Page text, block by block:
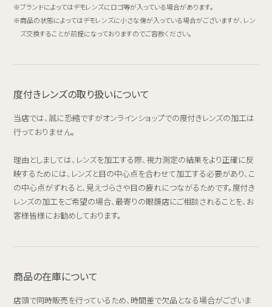
ブランドによってはデモレンズにロゴ等が入っている場合があります。
商品の状態によってはデモレンズに小さな傷が入っている場合がございますが、レン
ズ交換することが前提になっておりますのでご容赦ください。
度付きレンズの取り扱いについて
当店では、誠に恐縮ですがオンラインショップでの度付きレンズの加工は
行っておりません。
理由としましては、レンズを加工する際、視力測定の結果をより正確に反
映するためには、レンズと目の中心点を合わせて加工する必要があり、こ
の中心点がずれると、見えづらさや目の疲れにつながるためです。度付き
レンズの加工をご希望の場合、最寄りの眼鏡店にご相談されることを、お
客様皆様にお勧めしております。
商品の在庫について
店頭で同時販売を行っているため、時間差で欠品となる場合がございま